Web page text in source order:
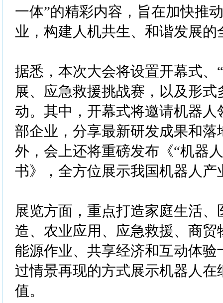
一体”的精彩内容，旨在加快推
业，构建人机共生、和谐发展的
据悉，本次大会将设置开幕式、
展、应急救援挑战赛，以及形
动。其中，开幕式将邀请机器人
部企业，分享最新研发成果和落
外，会上还将重磅发布《“机器
书》，全方位展示我国机器人产
展览方面，重点打造家庭生活
造、农业应用、应急救援、商贸
能源作业、共享经济和互动体验
过情景再现的方式展示机器人在
值。